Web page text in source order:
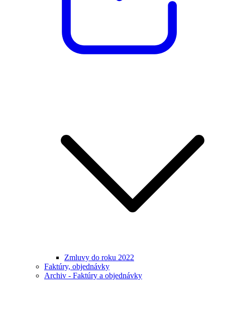
Zmluvy do roku 2022
Faktúry, objednávky
Archiv - Faktúry a objednávky